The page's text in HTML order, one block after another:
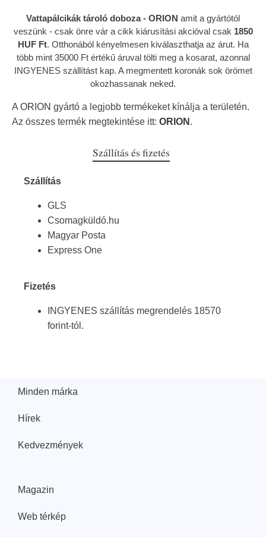
Vattapálcikák tároló doboza - ORION amit a gyártótól
veszünk - csak önre vár a cikk kiárusítási akcióval csak 1850
HUF Ft. Otthonából kényelmesen kiválaszthatja az árut. Ha
több mint 35000 Ft értékű áruval tölti meg a kosarat, azonnal
INGYENES szállítást kap. A megmentett koronák sok örömet
okozhassanak neked.
A ORION gyártó a legjobb termékeket kínálja a területén.
Az összes termék megtekintése itt: ORION .
Szállítás és fizetés
Szállítás
GLS
Csomagküldó.hu
Magyar Posta
Express One
Fizetés
INGYENES szállítás megrendelés 18570
forint-tól.
Minden márka
Hírek
Kedvezmények
Magazin
Web térkép